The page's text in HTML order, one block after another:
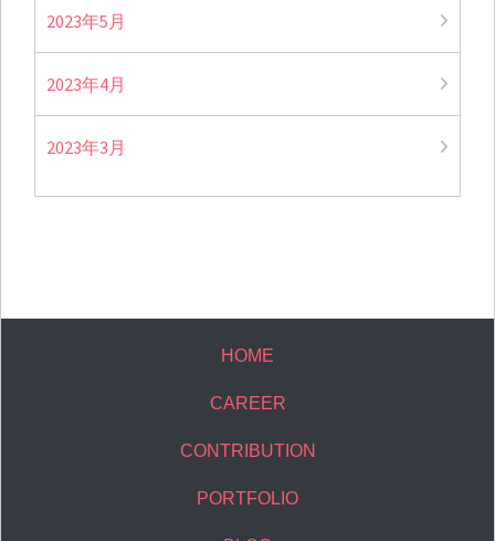
2023年5月
2023年4月
2023年3月
HOME
CAREER
CONTRIBUTION
PORTFOLIO